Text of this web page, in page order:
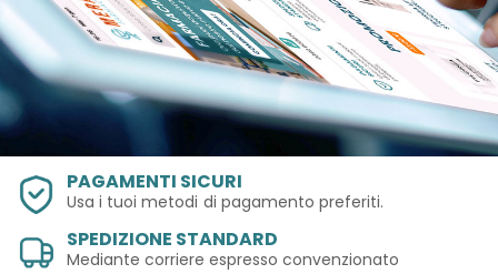
PAGAMENTI SICURI
Usa i tuoi metodi di pagamento preferiti.
SPEDIZIONE STANDARD
Mediante corriere espresso convenzionato